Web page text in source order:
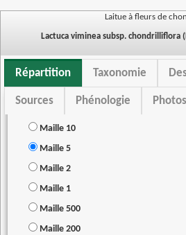
Laitue à fleurs de
Lactuca viminea subsp. chondrilliflora
Répartition Taxonomie
Sources Phénologie
Maille 10
Maille 5
Maille 2
Maille 1
Maille 500
Maille 200